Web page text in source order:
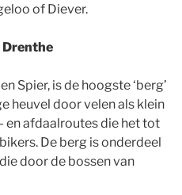
of Diever.
Drenthe
Spier, is de hoogste ‘berg’
heuvel door velen als klein
en afdaalroutes die het tot
De berg is onderdeel
door de bossen van